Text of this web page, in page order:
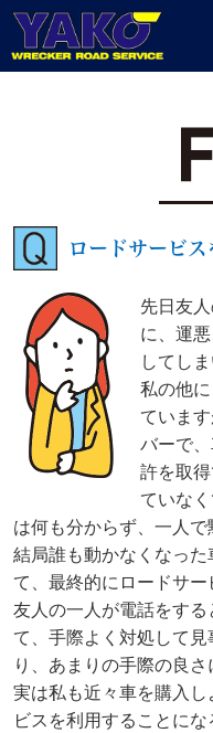
ロードサービ
先日友
に、運
してしま
私の他
ていま
バーで
許を取
ていな
は何も分からず、一人で
結局誰も動かなくなった
て、最終的にロードサー
友人の一人が電話をす
て、手際よく対処して
り、あまりの手際の良さ
実は私も近々車を購入
ビスを利用することに